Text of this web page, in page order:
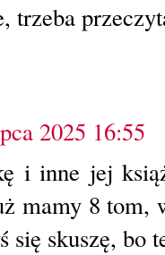
trzeba
2025 16:55
i inne jej
mamy 8 tom,
się skuszę, bo